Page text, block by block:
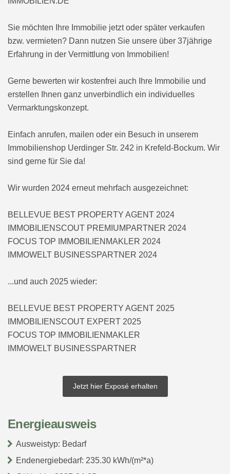
Sie möchten Ihre Immobilie jetzt oder später verkaufen
bzw. vermieten? Dann nutzen Sie unsere über 37jährige
Erfahrung in der Vermittlung von Immobilien!
Gerne bewerten wir kostenfrei auch Ihre Immobilie und
erstellen Ihnen ganz unverbindlich ein individuelles
Vermarktungskonzept.
Einfach anrufen, mailen oder ein Besuch in unserem
Immobilienshop Uerdinger Str. 242 in Krefeld-Bockum. Wir
sind gerne für Sie da!
Wir wurden 2024 erneut mehrfach ausgezeichnet:
BELLEVUE BEST PROPERTY AGENT 2024
IMMOBILIENSCOUT PREMIUMPARTNER 2024
FOCUS TOP IMMOBILIENMAKLER 2024
IMMOWELT BUSINESSPARTNER 2024
...und auch 2025 wieder:
BELLEVUE BEST PROPERTY AGENT 2025
IMMOBILIENSCOUT EXPERT 2025
FOCUS TOP IMMOBILIENMAKLER
IMMOWELT BUSINESSPARTNER
Jetzt hier Exposé erhalten
Energieausweis
Ausweistyp: Bedarf
Endenergiebedarf: 235.30 kWh/(m²*a)